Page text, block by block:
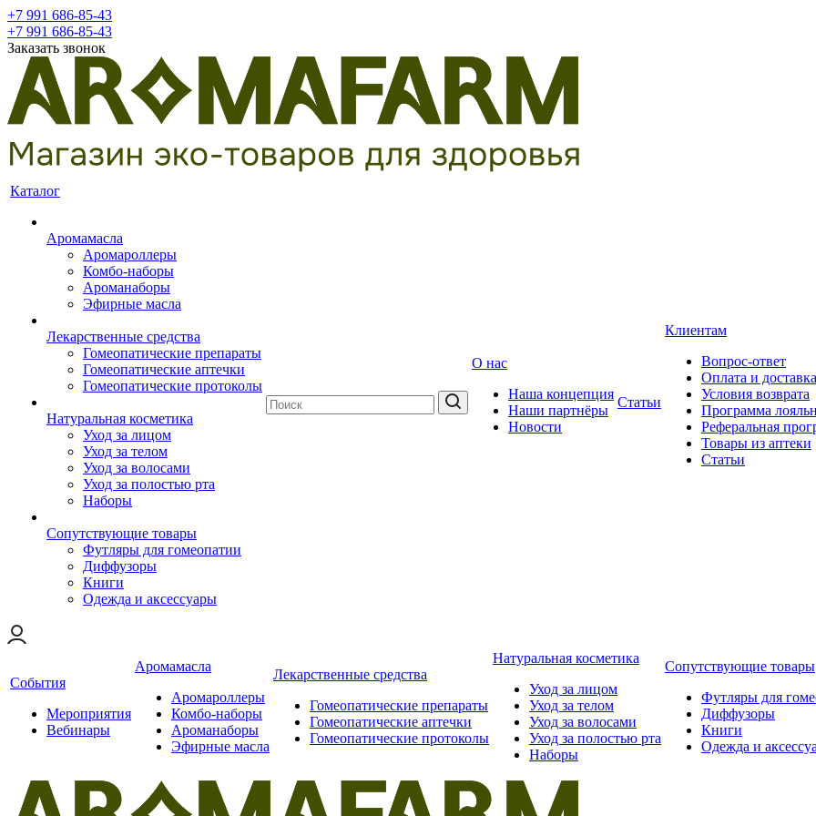
+7 991 686-85-43
+7 991 686-85-43
Заказать звонок
Каталог
Аромамасла
Аромароллеры
Комбо-наборы
Ароманаборы
Эфирные масла
Лекарственные средства
Гомеопатические препараты
Гомеопатические аптечки
Гомеопатические протоколы
Натуральная косметика
Уход за лицом
Уход за телом
Уход за волосами
Уход за полостью рта
Наборы
Сопутствующие товары
Футляры для гомеопатии
Диффузоры
Книги
Одежда и аксессуары
О нас
Наша концепция
Наши партнёры
Новости
Статьи
Клиентам
Вопрос-ответ
Оплата и доставка
Условия возврата
Программа
Реферальная
Товары из аптеки
Статьи
События
Мероприятия
Вебинары
Аромамасла
Аромароллеры
Комбо-наборы
Ароманаборы
Эфирные масла
Лекарственные средства
Гомеопатические препараты
Гомеопатические аптечки
Гомеопатические протоколы
Натуральная косметика
Уход за лицом
Уход за телом
Уход за волосами
Уход за полостью рта
Наборы
Сопутствующие товары
Футляры для
Диффузоры
Книги
Одежда и